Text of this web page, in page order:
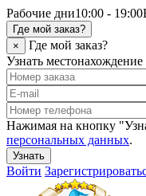
Рабочие дни10:00 - 19:00
Где мой заказ?
×
Где мой заказ?
Узнать местонахождение
Нажимая на кнопку
персональных данных.
Узнать
Войти